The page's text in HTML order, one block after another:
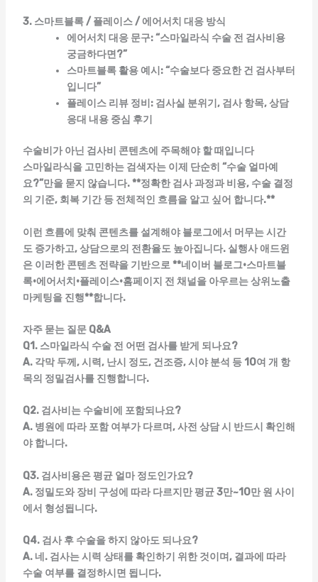
3. 스마트블록 / 플레이스 / 에어서치 대응 방식
에어서치 대응 문구: “스마일라식 수술 전 검사비용
궁금하다면?”
스마트블록 활용 예시: “수술보다 중요한 건 검사부터
입니다”
플레이스 리뷰 정비: 검사실 분위기, 검사 항목, 상담
응대 내용 중심 후기
수술비가 아닌 검사비 콘텐츠에 주목해야 할 때입니다
스마일라식을 고민하는 검색자는 이제 단순히 “수술 얼마예
요?”만을 묻지 않습니다. **정확한 검사 과정과 비용, 수술 결정
의 기준, 회복 기간 등 전체적인 흐름을 알고 싶어 합니다.**
이런 흐름에 맞춰 콘텐츠를 설계해야 블로그에서 머무는 시간
도 증가하고, 상담으로의 전환율도 높아집니다. 실행사 애드윈
은 이러한 콘텐츠 전략을 기반으로 **네이버 블로그·스마트블
록·에어서치·플레이스·홈페이지 전 채널을 아우르는 상위노출
마케팅을 진행**합니다.
자주 묻는 질문 Q&A
Q1. 스마일라식 수술 전 어떤 검사를 받게 되나요?
A. 각막 두께, 시력, 난시 정도, 건조증, 시야 분석 등 10여 개 항
목의 정밀검사를 진행합니다.
Q2. 검사비는 수술비에 포함되나요?
A. 병원에 따라 포함 여부가 다르며, 사전 상담 시 반드시 확인해
야 합니다.
Q3. 검사비용은 평균 얼마 정도인가요?
A. 정밀도와 장비 구성에 따라 다르지만 평균 3만~10만 원 사이
에서 형성됩니다.
Q4. 검사 후 수술을 하지 않아도 되나요?
A. 네. 검사는 시력 상태를 확인하기 위한 것이며, 결과에 따라
수술 여부를 결정하시면 됩니다.